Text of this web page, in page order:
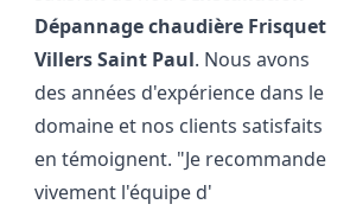
Dépannage chaudière Frisquet
Villers Saint Paul. Nous avons
des années d'expérience dans le
domaine et nos clients satisfaits
en témoignent. "Je recommande
vivement l'équipe d'